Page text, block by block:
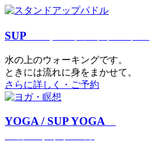
SUP
⽔の上のウォーキングです。
ときには流れに身をまかせて。
さらに詳しく・ご予約
YOGA / SUP YOGA